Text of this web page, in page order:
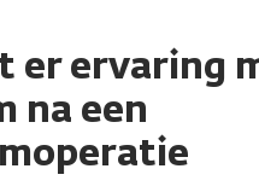
er ervaring
na een